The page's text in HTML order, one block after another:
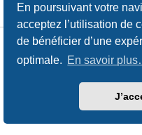
En poursuivant votre
acceptez l’utilisation de
de bénéficier d’une
optimale. En savoir
Accueil du forum
Développé par phpBB®
Style